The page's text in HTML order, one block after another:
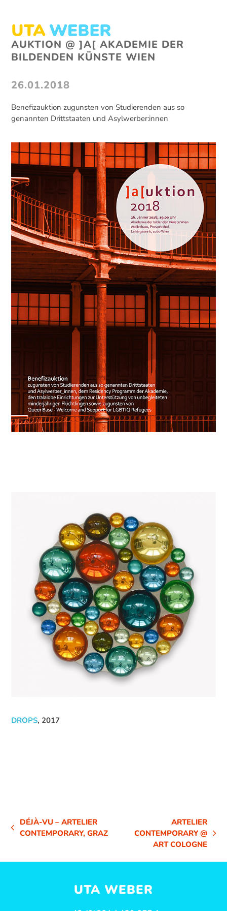
contentOpen
mobile
menu
Close
mobile
menu
AUKTION @ ]A[ AKADEMIE DER
BILDENDEN KÜNSTE WIEN
26.01.2018
Benefizauktion zugunsten von Studierenden aus so
genannten Drittstaaten und Asylwerber:innen
DROPS, 2017
VORHERIGER
DÉJÀ-VU – ARTELIER
CONTEMPORARY, GRAZ
NÄCHSTER
ARTELIER
CONTEMPORARY @
ART COLOGNE
UTA WEBER